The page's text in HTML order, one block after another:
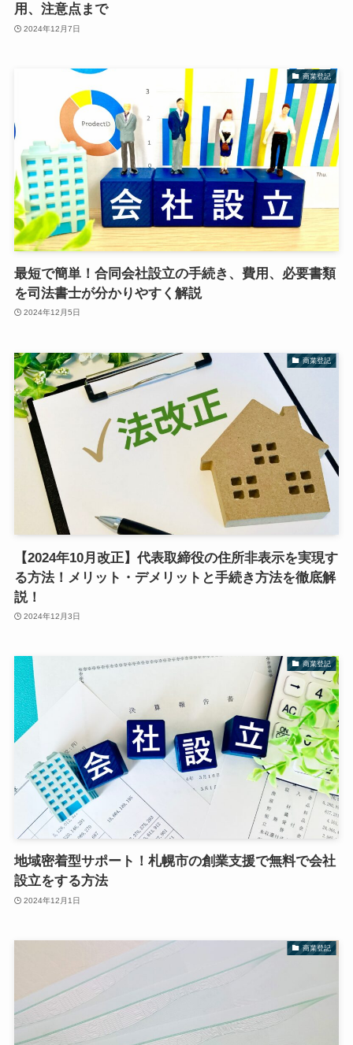
用、注意点まで
2024年12月7日
商業登記
最短で簡単！合同会社設立の手続き、費用、必要書類
を司法書士が分かりやすく解説
2024年12月5日
商業登記
【2024年10月改正】代表取締役の住所非表示を実現す
る方法！メリット・デメリットと手続き方法を徹底解
説！
2024年12月3日
商業登記
地域密着型サポート！札幌市の創業支援で無料で会社
設立をする方法
2024年12月1日
商業登記